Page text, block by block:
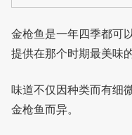
金枪鱼是一年四季都可
提供在那个时期最美味
味道不仅因种类而有细
金枪鱼而异。